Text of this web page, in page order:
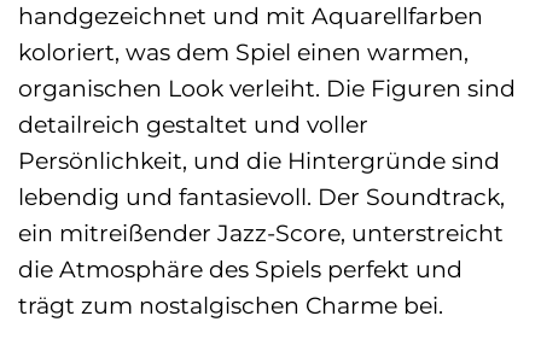
handgezeichnet und mit Aquarellfarben
koloriert, was dem Spiel einen warmen,
organischen Look verleiht. Die Figuren sind
detailreich gestaltet und voller
Persönlichkeit, und die Hintergründe sind
lebendig und fantasievoll. Der Soundtrack,
ein mitreißender Jazz-Score, unterstreicht
die Atmosphäre des Spiels perfekt und
trägt zum nostalgischen Charme bei.